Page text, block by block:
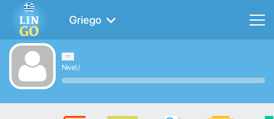
Griego
Nivel/